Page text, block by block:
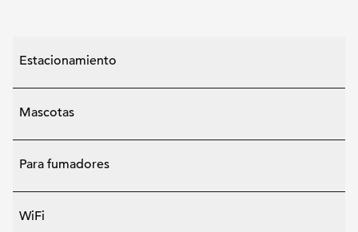
Estacionamiento
Mascotas
Para fumadores
WiFi